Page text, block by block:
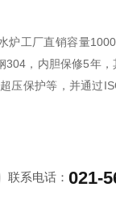
炉工厂直销容量
304，内胆保修5年
压保护等，并通过
联系电话：021-